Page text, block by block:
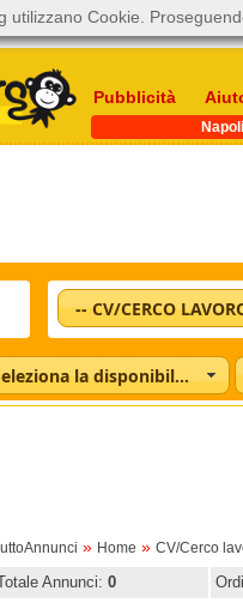
Pubblicità
Napoli
-- CV/CERCO
Seleziona la disponibilità
» Home » CV/Cerco
Annunci: 0
utilizzano Cookie.